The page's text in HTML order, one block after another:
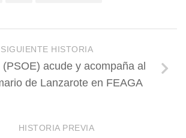
SIGUIENTE HISTORIA
(PSOE) acude y acompaña al
de Lanzarote en FEAGA
HISTORIA PREVIA